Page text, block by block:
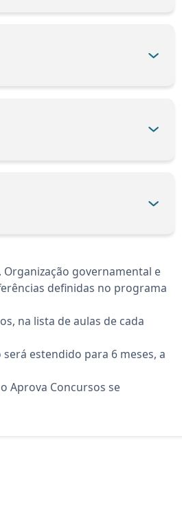
Organização governamental e
definidas no programa
na lista de aulas de cada
estendido para 6 meses, a
Aprova Concursos se